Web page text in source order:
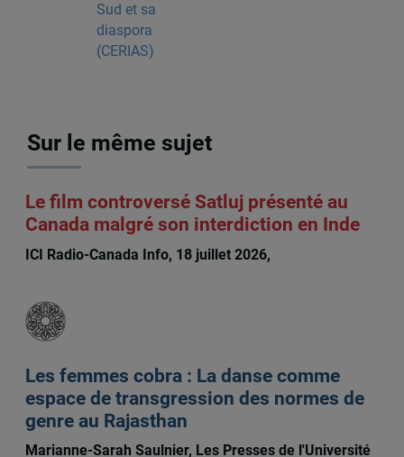
Sud et sa
diaspora
(CERIAS)
Sur le même sujet
Le film controversé Satluj présenté au
Canada malgré son interdiction en Inde
ICI Radio-Canada Info, 18 juillet 2026,
Les femmes cobra : La danse comme
espace de transgression des normes de
genre au Rajasthan
Marianne-Sarah Saulnier, Les Presses de l'Université